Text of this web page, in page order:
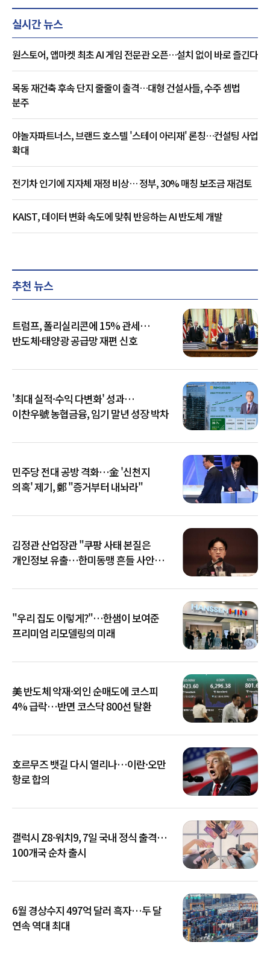
실시간 뉴스
원스토어, 앱마켓 최초 AI 게임 전문관 오픈…설치 없이 바로 즐긴다
목동 재건축 후속 단지 줄줄이 출격…대형 건설사들, 수주 셈법
분주
야놀자파트너스, 브랜드 호스텔 '스테이 아리재' 론칭…컨설팅 사업
확대
전기차 인기에 지자체 재정 비상… 정부, 30% 매칭 보조금 재검토
KAIST, 데이터 변화 속도에 맞춰 반응하는 AI 반도체 개발
추천 뉴스
트럼프, 폴리실리콘에 15% 관세…
반도체·태양광 공급망 재편 신호
'최대 실적·수익 다변화' 성과…
이찬우號 농협금융, 임기 말년 성장 박차
민주당 전대 공방 격화…金 '신천지
의혹' 제기, 鄭 "증거부터 내놔라"
김정관 산업장관 "쿠팡 사태 본질은
개인정보 유출…한미동맹 흔들 사안
"우리 집도 이렇게?"…한샘이 보여준
프리미엄 리모델링의 미래
美 반도체 악재·외인 순매도에 코스피
4% 급락…반면 코스닥 800선 탈환
호르무즈 뱃길 다시 열리나…이란·오만
항로 합의
갤럭시 Z8·워치9, 7일 국내 정식 출격…
100개국 순차 출시
6월 경상수지 497억 달러 흑자…두 달
연속 역대 최대